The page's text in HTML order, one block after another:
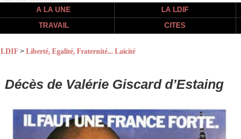
A LA UNE LA LDIF
TRAVAIL
CITES
LDIF > Liberté, Egalité, Fraternité... Laïcité
Décès de Valérie Giscard d’Estaing